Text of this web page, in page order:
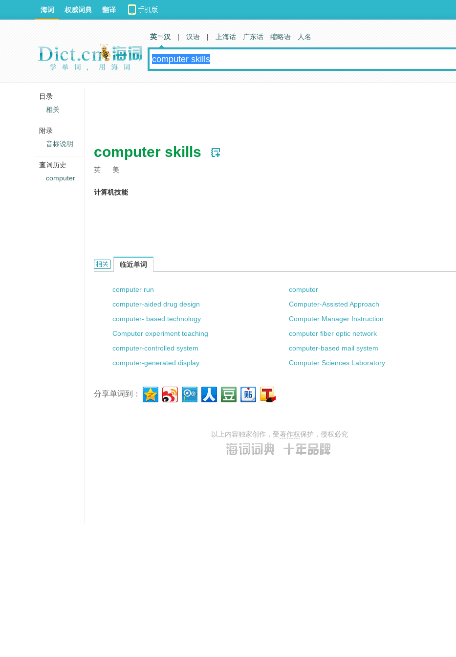
computer skills
英 美
计算机技能
Computer Skills的相关资料：
临近单词
computer run
computer
computer-aided drug design
Computer-Assisted Approach
computer- based technology
Computer Manager Instruction
Computer experiment teaching
computer fiber optic network
computer-controlled system
computer-based mail system
computer-generated display
Computer Sciences Laboratory
分享单词到：
以上内容独家创作，受著作权保护，侵权必究
海词 权威词典 翻译
英 汉 | 汉语 | 上海话 广东话 缩略语 人名
目录
相关
附录
音标说明
查词历史
computer